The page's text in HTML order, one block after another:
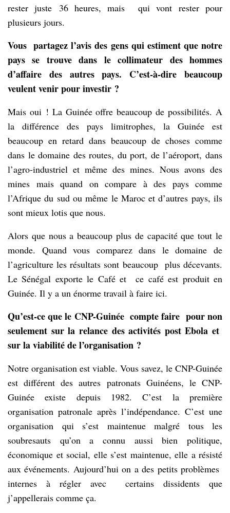
rester juste 36 heures, mais qui vont rester pour
plusieurs jours.
Vous partagez l’avis des gens qui estiment que notre
pays se trouve dans le collimateur des hommes
d’affaire des autres pays. C’est-à-dire beaucoup
veulent venir pour investir ?
Mais oui ! La Guinée offre beaucoup de possibilités. A
la différence des pays limitrophes, la Guinée est
beaucoup en retard dans beaucoup de choses comme
dans le domaine des routes, du port, de l’aéroport, dans
l’agro-industriel et même des mines. Nous avons des
mines mais quand on compare à des pays comme
l’Afrique du sud ou même le Maroc et d’autres pays, ils
sont mieux lotis que nous.
Alors que nous a beaucoup plus de capacité que tout le
monde. Quand vous comparez dans le domaine de
l’agriculture les résultats sont beaucoup plus décevants.
Le Sénégal exporte le Café et ce café est produit en
Guinée. Il y a un énorme travail à faire ici.
Qu’est-ce que le CNP-Guinée compte faire pour non
seulement sur la relance des activités post Ebola et
sur la viabilité de l’organisation ?
Notre organisation est viable. Vous savez, le CNP-Guinée
est différent des autres patronats Guinéens, le CNP-
Guinée existe depuis 1982. C’est la première
organisation patronale après l’indépendance. C’est une
organisation qui s’est maintenue malgré tous les
soubresauts qu’on a connu aussi bien politique,
économique et social, elle s’est maintenue, elle a résisté
aux événements. Aujourd’hui on a des petits problèmes
internes à régler avec certains dissidents que
j’appellerais comme ça.